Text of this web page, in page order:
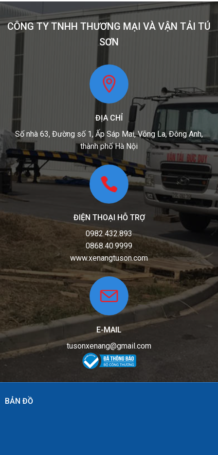
CÔNG TY TNHH THƯƠNG MẠI VÀ VẬN TẢI TÚ
SƠN
ĐỊA CHỈ
Số nhà 63, Đường số 1, Ấp Sáp Mai, Võng La, Đông Anh,
thành phố Hà Nội
ĐIỆN THOẠI HỖ TRỢ
0982.432.893
0868.40.9999
www.xenangtuson.com
E-MAIL
tusonxenang@gmail.com
BẢN ĐỒ